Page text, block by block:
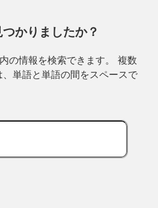
かりましたか？
の情報を検索できます。 複数
単語と単語の間をスペースで